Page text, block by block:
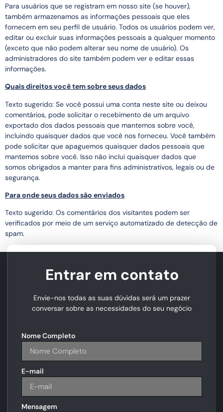
Para usuários que se registram em nosso site (se houver),
também armazenamos as informações pessoais que eles
fornecem em seu perfil de usuário. Todos os usuários podem ver,
editar ou excluir suas informações pessoais a qualquer momento
(exceto que não podem alterar seu nome de usuário). Os
administradores do site também podem ver e editar essas
informações.
Quais direitos você tem sobre seus dados
Texto sugerido: Se você possui uma conta neste site ou deixou
comentários, pode solicitar o recebimento de um arquivo
exportado dos dados pessoais que mantemos sobre você,
incluindo quaisquer dados que você nos forneceu. Você também
pode solicitar que apaguemos quaisquer dados pessoais que
mantemos sobre você. Isso não inclui quaisquer dados que
somos obrigados a manter para fins administrativos, legais ou de
segurança.
Para onde seus dados são enviados
Texto sugerido: Os comentários dos visitantes podem ser
verificados por meio de um serviço automatizado de detecção de
spam.
Entrar em contato
Envie-nos todas as suas dúvidas será um prazer
conversar sobre as necessidades do seu negócio
Nome Completo
E-mail
Mensagem